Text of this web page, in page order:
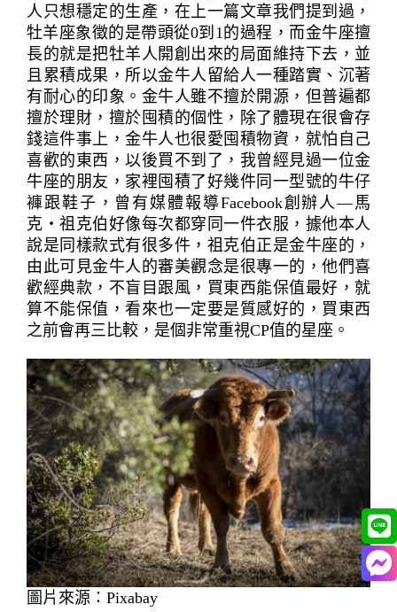
人只想穩定的生產，在上一篇文章我們提到過，
牡羊座象徵的是帶頭從0到1的過程，而金牛座擅
長的就是把牡羊人開創出來的局面維持下去，並
且累積成果，所以金牛人留給人一種踏實、沉著
有耐心的印象。金牛人雖不擅於開源，但普遍都
擅於理財，擅於囤積的個性，除了體現在很會存
錢這件事上，金牛人也很愛囤積物資，就怕自己
喜歡的東西，以後買不到了，我曾經見過一位金
牛座的朋友，家裡囤積了好幾件同一型號的牛仔
褲跟鞋子，曾有媒體報導Facebook創辦人—馬
克‧祖克伯好像每次都穿同一件衣服，據他本人
說是同樣款式有很多件，祖克伯正是金牛座的，
由此可見金牛人的審美觀念是很專一的，他們喜
歡經典款，不盲目跟風，買東西能保值最好，就
算不能保值，看來也一定要是質感好的，買東西
之前會再三比較，是個非常重視CP值的星座。
圖片來源：Pixabay